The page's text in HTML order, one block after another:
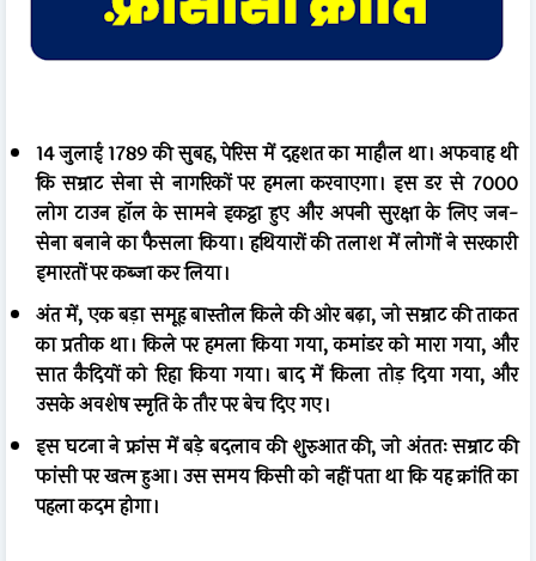
14 जुलाई 1789 की सुबह, पेरिस में दहशत का माहौल था। अफवाह थी
कि सम्राट सेना से नागरिकों पर हमला करवाएगा। इस डर से 7000
लोग टाउन हॉल के सामने इकट्ठा हुए और अपनी सुरक्षा के लिए जन-
सेना बनाने का फैसला किया। हथियारों की तलाश में लोगों ने सरकारी
इमारतों पर कब्जा कर लिया।
अंत में, एक बड़ा समूह बास्तील किले की ओर बढ़ा, जो सम्राट की ताकत
का प्रतीक था। किले पर हमला किया गया, कमांडर को मारा गया, और
सात कैदियों को रिहा किया गया। बाद में किला तोड़ दिया गया, और
उसके अवशेष स्मृति के तौर पर बेच दिए गए।
इस घटना ने फ्रांस में बड़े बदलाव की शुरुआत की, जो अंततः सम्राट की
फांसी पर खत्म हुआ। उस समय किसी को नहीं पता था कि यह क्रांति का
पहला कदम होगा।